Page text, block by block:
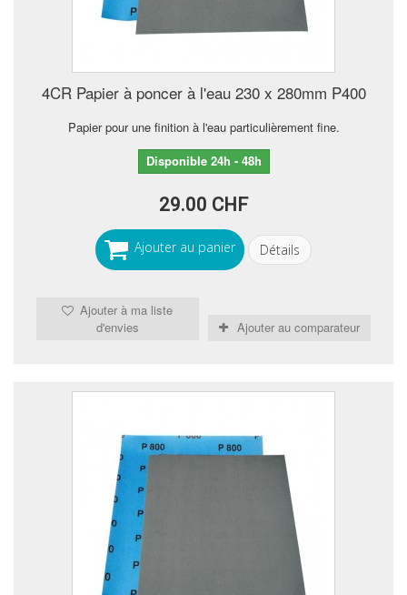
4CR Papier à poncer à l'eau 230 x 280mm P400
Papier pour une finition à l'eau particulièrement fine.
Disponible 24h - 48h
29.00 CHF
Ajouter au panier Détails
Ajouter à ma liste
d'envies
Ajouter au comparateur